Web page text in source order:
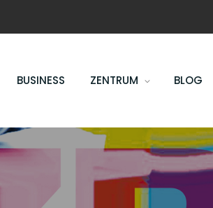
BUSINESS ZENTRUM BLOG